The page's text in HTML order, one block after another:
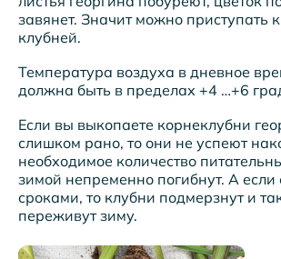
завянет. Значит можно приступать
клубней.
Температура воздуха в дневное
должна быть в пределах +4 …+6
Если вы выкопаете корнеклубни
слишком рано, то они не успеют
необходимое количество
зимой непременно погибнут. А если
сроками, то клубни подмерзнут и
переживут зиму.